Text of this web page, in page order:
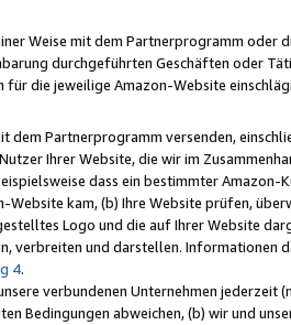
Weise mit dem Partnerprogramm oder
durchgeführten Geschäften oder
die jeweilige Amazon-Website
Partnerprogramm versenden,
Ihrer Website, die wir im
dass ein bestimmter
kam, (b) Ihre Website prüfen,
Logo und die auf Ihrer Website
verbreiten und darstellen. Informationen
4.
verbundenen Unternehmen
Bedingungen abweichen, (b) wir und